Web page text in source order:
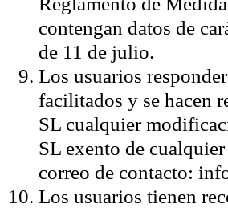
contengan datos de
de 11 de julio.
Los usuarios
facilitados y se hacen
SL cualquier
SL exento de
correo de contacto:
Los usuarios tienen